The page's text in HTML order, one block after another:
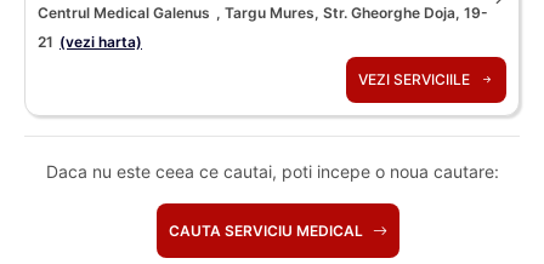
Centrul Medical Galenus , Targu Mures, Str. Gheorghe Doja, 19-
21 (vezi harta)
VEZI SERVICIILE
Daca nu este ceea ce cautai, poti incepe o noua cautare:
CAUTA SERVICIU MEDICAL